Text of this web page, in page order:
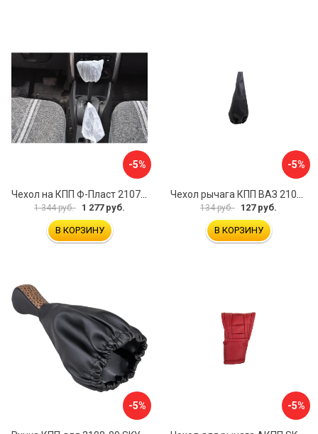
-5%
1 344 руб. 1 277 руб.
В КОРЗИНУ
-5%
134 руб. 127 руб.
В КОРЗИНУ
-5% -5%